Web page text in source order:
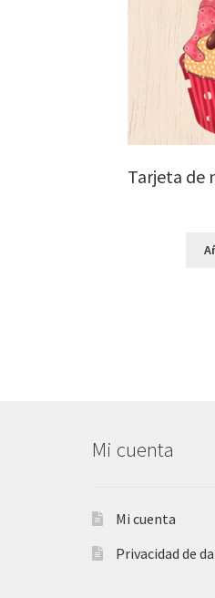
Tarjeta de
Mi cuenta
Mi cuenta
Privacidad de